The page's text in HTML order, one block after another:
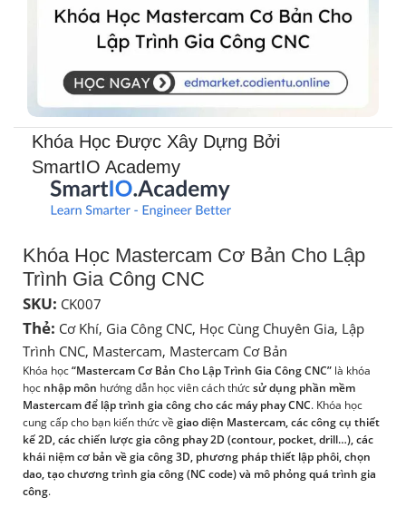
Khóa Học Được Xây Dựng Bởi
SmartIO Academy​
Khóa Học Mastercam Cơ Bản Cho Lập
Trình Gia Công CNC
SKU: CK007
Thẻ: Cơ Khí, Gia Công CNC, Học Cùng Chuyên Gia, Lập
Trình CNC, Mastercam, Mastercam Cơ Bản
Khóa học“Mastercam Cơ Bản Cho Lập Trình Gia Công CNC” là khóa
học nhập môn hướng dẫn học viên cách thứcsử dụng phần mềm
Mastercam để lập trình gia công cho các máy phay CNC. Khóa học
cung cấp cho bạn kiến thức về giao diện Mastercam, các công cụ thiết
kế 2D, các chiến lược gia công phay 2D (contour, pocket, drill…), các
khái niệm cơ bản về gia công 3D, phương pháp thiết lập phôi, chọn
dao, tạo chương trình gia công (NC code) và mô phỏng quá trình gia
công.